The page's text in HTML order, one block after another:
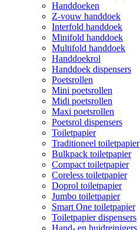
Handdoeken
Z-vouw handdoek
Interfold handdoek
Minifold handdoek
Multifold handdoek
Handdoekrol
Handdoek dispensers
Poetsrollen
Mini poetsrollen
Midi poetsrollen
Maxi poetsrollen
Poetsrol dispensers
Toiletpapier
Traditioneel toiletpapier
Bulkpack toiletpapier
Compact toiletpapier
Coreless toiletpapier
Doprol toiletpapier
Jumbo toiletpapier
Smart One toiletpapier
Toiletpapier dispensers
Hand- en huidreinigers